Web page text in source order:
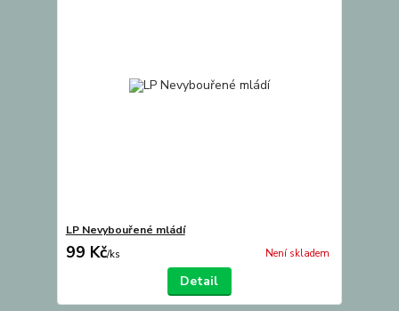
LP Nevybouřené mládí
99 Kč/ks Není skladem
Detail